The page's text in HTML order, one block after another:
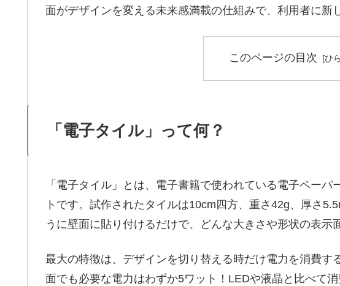
面がデザインを変える未来感満載の仕組みで、利用者に新
このページの目次
「電子タイル」って何？
「電子タイル」とは、電子書籍で使われている電子ペー
トです。試作されたタイルは10cm四方、重さ42g、厚さ
うに壁面に貼り付けるだけで、どんな大きさや形状の表示
最大の特徴は、デザインを切り替える時だけ電力を消費す
面でも必要な電力はわずか5ワット！LEDや液晶と比べて